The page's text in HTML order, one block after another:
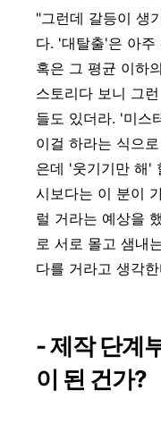
"그런데 갈등이 생
다. '대탈출'은 아주
혹은 그 평균 이하
스토리다 보니 그
들도 있더라. '미스
이걸 하라는 식으
은데 '웃기기만 해'
시보다는 이 분이
럴 거라는 예상을
로 서로 몰고 샘내
다를 거라고 생각
- 제작 단계
이 된 건가?